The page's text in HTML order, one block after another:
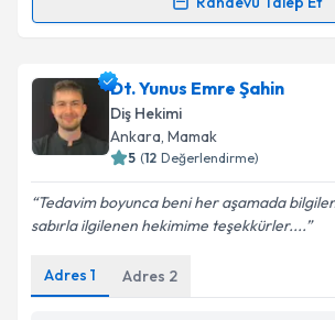
takvim hazırlandığında e-posta ile
E-posta Adresiniz
Kişisel verilerimin işlenmesine
kapsamda işlenmesini kabul
Dt. Yunus Emre Şahin
Diş Hekimi
Ankara, Mamak
5 (12 Değerlendirme)
Tedavim boyunca beni her aşamada
sabırla ilgilenen hekimime teşekkürler....
Adres 1 Adres 2